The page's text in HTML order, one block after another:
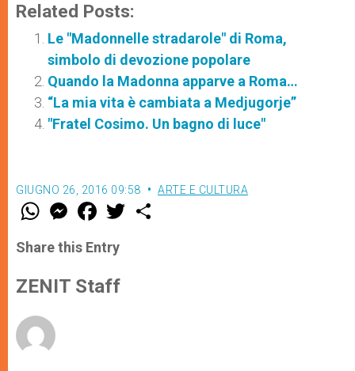
Related Posts:
Le "Madonnelle stradarole" di Roma,
simbolo di devozione popolare
Quando la Madonna apparve a Roma…
“La mia vita è cambiata a Medjugorje”
"Fratel Cosimo. Un bagno di luce"
GIUGNO 26, 2016 09:58 ARTE E CULTURA
W
t
s
p
p
M
e
s
e
g
e
F
a
e
b
o
k
w
Share this Entry
ZENIT Staff